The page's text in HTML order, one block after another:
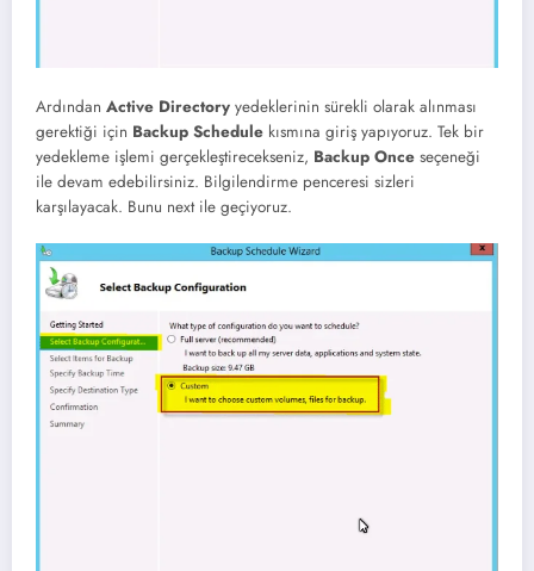
Ardından Active Directory yedeklerinin sürekli olarak alınması
gerektiği için Backup Schedule kısmına giriş yapıyoruz. Tek bir
yedekleme işlemi gerçekleştirecekseniz, Backup Once seçeneği
ile devam edebilirsiniz. Bilgilendirme penceresi sizleri
karşılayacak. Bunu next ile geçiyoruz.